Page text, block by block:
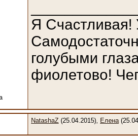
Я Счастливая!
голубыми
фиолетово!
NatashaZ (25.04.2015), Елена